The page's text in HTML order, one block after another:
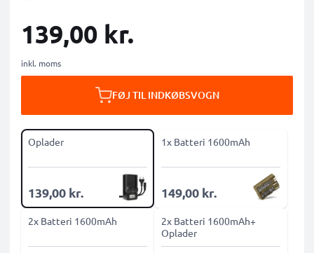
139,00 kr.
inkl. moms
FØJ TIL INDKØBSVOGN
Oplader
139,00 kr.
1x Batteri 1600mAh
149,00 kr.
2x Batteri 1600mAh
2x Batteri 1600mAh+
Oplader